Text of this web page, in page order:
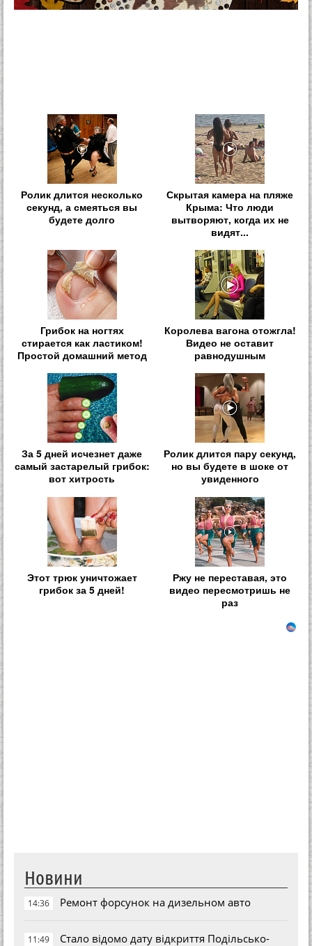
Ролик длится несколько
секунд, а смеяться вы
будете долго
Скрытая камера на пляже
Крыма: Что люди
вытворяют, когда их не
видят...
Грибок на ногтях
стирается как ластиком!
Простой домашний метод
Королева вагона отожгла!
Видео не оставит
равнодушным
За 5 дней исчезнет даже
самый застарелый грибок:
вот хитрость
Ролик длится пару секунд,
но вы будете в шоке от
увиденного
Этот трюк уничтожает
грибок за 5 дней!
Ржу не переставая, это
видео пересмотришь не
раз
Новини
14:36 Ремонт форсунок на дизельном авто
11:49
Стало відомо дату відкриття Подільсько-